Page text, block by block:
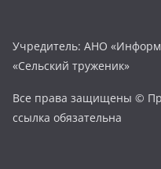
Учредитель: АНО
«Сельский труженик»
Все права защищены ©
ссылка обязательна